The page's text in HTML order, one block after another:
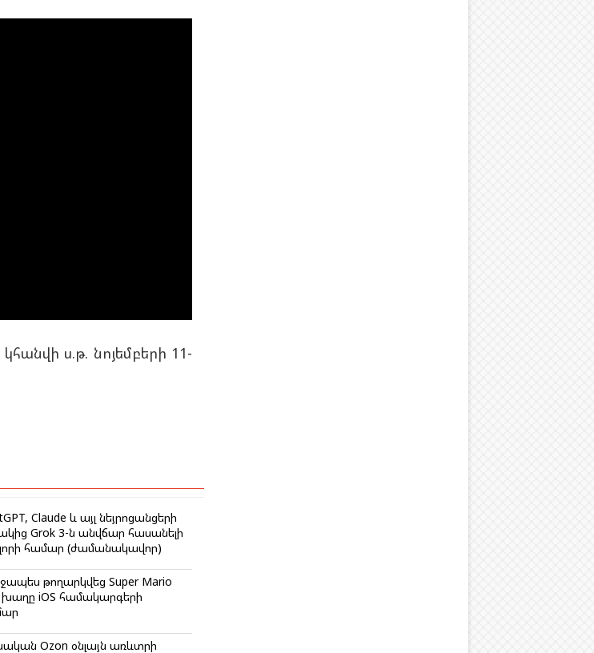
ս.թ. նոյեմբերի 11-
Claude և այլ նեյրոցանցերի
Grok 3-ն անվճար հասանելի
համար (ժամանակավոր)
թողարկվեց Super Mario
խաղը iOS համակարգերի
Ozon օնլայն առևտրի